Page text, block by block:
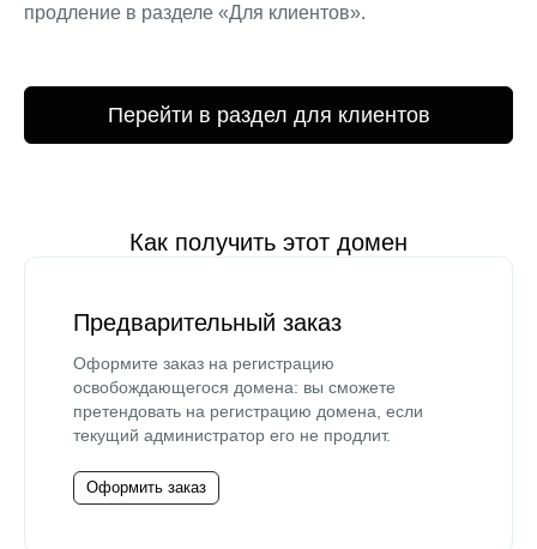
продление в разделе «Для клиентов».
Перейти в раздел для клиентов
Как получить этот домен
Предварительный заказ
Оформите заказ на регистрацию
освобождающегося домена: вы сможете
претендовать на регистрацию домена, если
текущий администратор его не продлит.
Оформить заказ